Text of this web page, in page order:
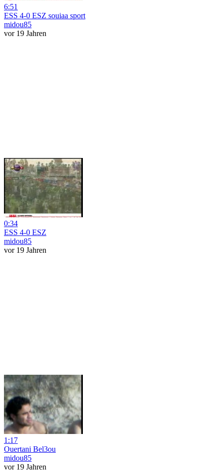
6:51
ESS 4-0 ESZ souiaa sport
midou85
vor 19 Jahren
0:34
ESS 4-0 ESZ
midou85
vor 19 Jahren
1:17
Ouertani Bel3ou
midou85
vor 19 Jahren